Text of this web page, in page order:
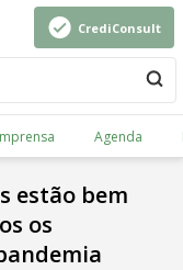
CrediConsult
Agenda
estão bem
os